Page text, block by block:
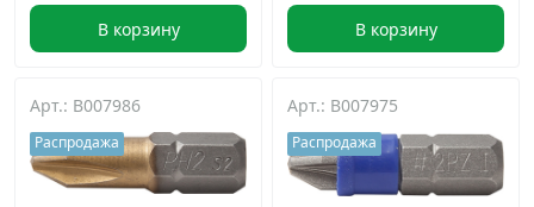
В корзину В корзину
Арт.: B007986
Распродажа
Арт.: B007975
Распродажа